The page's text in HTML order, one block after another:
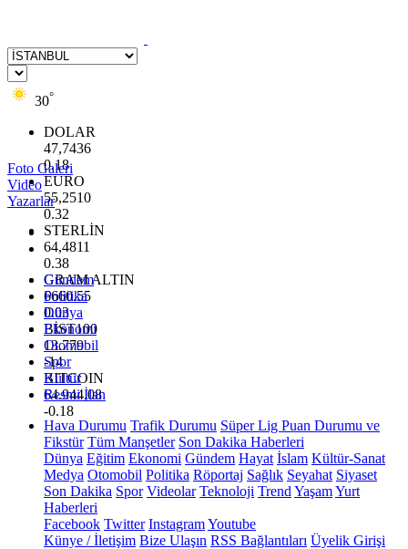
30°
DOLAR
47,7436
0.18
EURO
55,2510
0.32
STERLİN
64,4811
0.38
GRAM ALTIN
6660.55
0.03
BİST100
13.779
-14
BITCOIN
64.944,08
-0.18
Foto Galeri
Video
Yazarlar
Gündem
Politika
Dünya
Ekonomi
Otomobil
Spor
Kültür
Resmi İlan
Hava Durumu Trafik Durumu Süper Lig Puan Durumu ve
Fikstür Tüm Manşetler Son Dakika Haberleri
Dünya Eğitim Ekonomi Gündem Hayat İslam Kültür-Sanat
Medya Otomobil Politika Röportaj Sağlık Seyahat Siyaset
Son Dakika Spor Videolar Teknoloji Trend YaşamYurt
Haberleri
Facebook Twitter InstagramYoutube
Künye / İletişim Bize Ulaşın RSS Bağlantıları Üyelik Girişi